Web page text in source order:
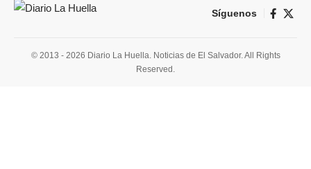
Síguenos
© 2013 - 2026 Diario La Huella. Noticias de El Salvador. All Rights
Reserved.